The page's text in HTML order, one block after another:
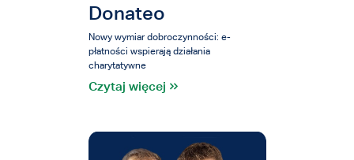
Donateo
Nowy wymiar dobroczynności: e-
płatności wspierają działania
charytatywne
Czytaj więcej